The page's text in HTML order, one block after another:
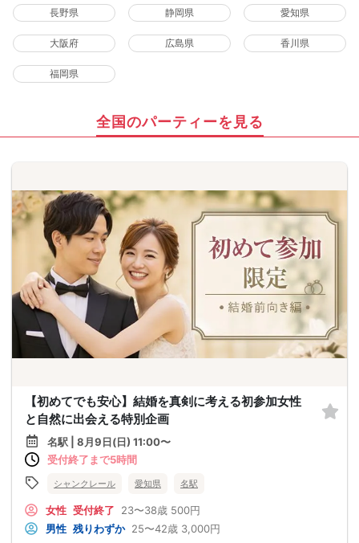
長野県 静岡県 愛知県
大阪府 広島県 香川県
福岡県
全国のパーティーを見る
【初めてでも安心】結婚を真剣に考える初参加女性
と自然に出会える特別企画
名駅 | 8月9日(日) 11:00〜
受付終了まで5時間
シャンクレール 愛知県 名駅
女性 受付終了 23〜38歳 500円
男性 残りわずか 25〜42歳 3,000円